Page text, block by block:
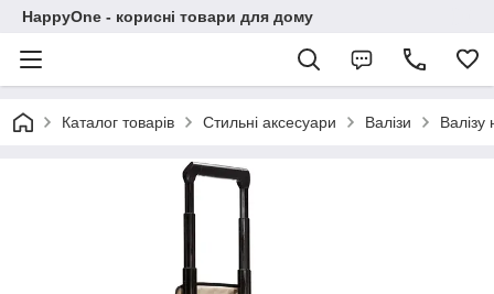
HappyOne - корисні товари для дому
Каталог товарів Стильні аксесуари Валізи